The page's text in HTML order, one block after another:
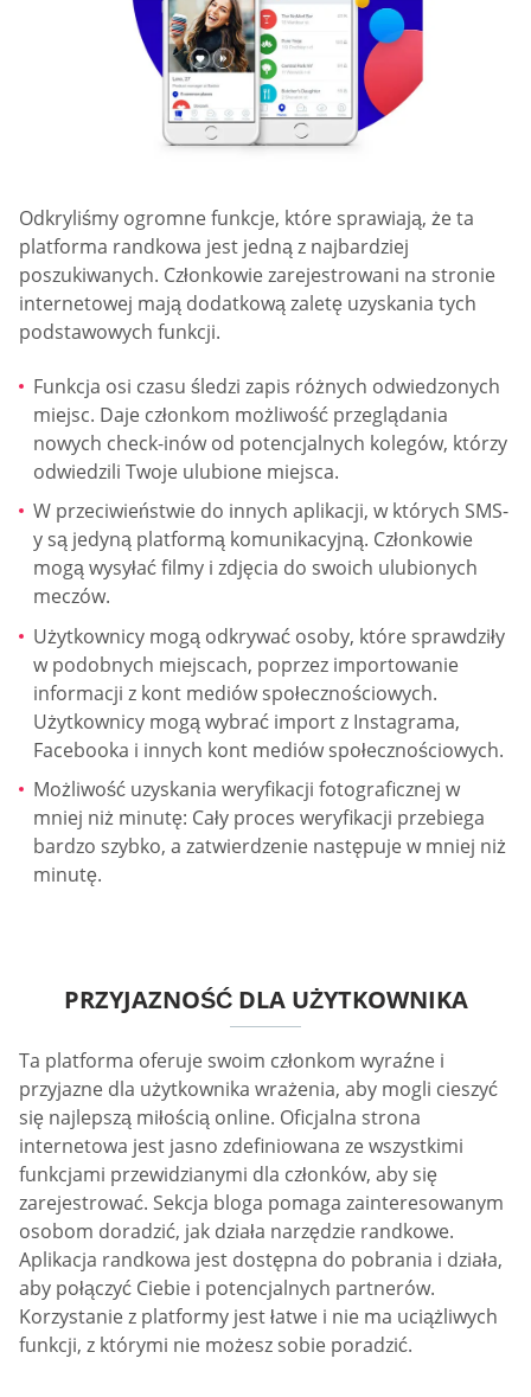
Odkryliśmy ogromne funkcje, które sprawiają, że ta
platforma randkowa jest jedną z najbardziej
poszukiwanych. Członkowie zarejestrowani na stronie
internetowej mają dodatkową zaletę uzyskania tych
podstawowych funkcji.
Funkcja osi czasu śledzi zapis różnych odwiedzonych
miejsc. Daje członkom możliwość przeglądania
nowych check-inów od potencjalnych kolegów, którzy
odwiedzili Twoje ulubione miejsca.
W przeciwieństwie do innych aplikacji, w których SMS-
y są jedyną platformą komunikacyjną. Członkowie
mogą wysyłać filmy i zdjęcia do swoich ulubionych
meczów.
Użytkownicy mogą odkrywać osoby, które sprawdziły
w podobnych miejscach, poprzez importowanie
informacji z kont mediów społecznościowych.
Użytkownicy mogą wybrać import z Instagrama,
Facebooka i innych kont mediów społecznościowych.
Możliwość uzyskania weryfikacji fotograficznej w
mniej niż minutę: Cały proces weryfikacji przebiega
bardzo szybko, a zatwierdzenie następuje w mniej niż
minutę.
PRZYJAZNOŚĆ DLA UŻYTKOWNIKA
Ta platforma oferuje swoim członkom wyraźne i
przyjazne dla użytkownika wrażenia, aby mogli cieszyć
się najlepszą miłością online. Oficjalna strona
internetowa jest jasno zdefiniowana ze wszystkimi
funkcjami przewidzianymi dla członków, aby się
zarejestrować. Sekcja bloga pomaga zainteresowanym
osobom doradzić, jak działa narzędzie randkowe.
Aplikacja randkowa jest dostępna do pobrania i działa,
aby połączyć Ciebie i potencjalnych partnerów.
Korzystanie z platformy jest łatwe i nie ma uciążliwych
funkcji, z którymi nie możesz sobie poradzić.